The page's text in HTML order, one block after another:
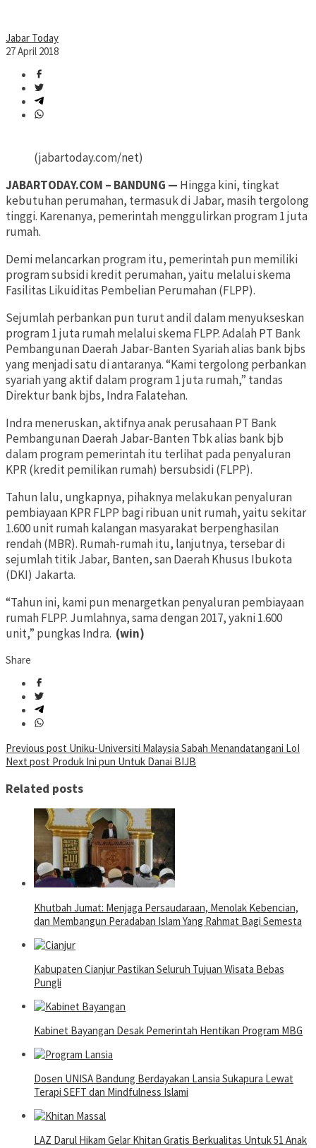
Jabar Today
27 April 2018
(jabartoday.com/net)
JABARTODAY.COM – BANDUNG — Hingga kini, tingkat
kebutuhan perumahan, termasuk di Jabar, masih tergolong
tinggi. Karenanya, pemerintah menggulirkan program 1 juta
rumah.
Demi melancarkan program itu, pemerintah pun memiliki
program subsidi kredit perumahan, yaitu melalui skema
Fasilitas Likuiditas Pembelian Perumahan (FLPP).
Sejumlah perbankan pun turut andil dalam menyukseskan
program 1 juta rumah melalui skema FLPP. Adalah PT Bank
Pembangunan Daerah Jabar-Banten Syariah alias bank bjbs
yang menjadi satu di antaranya. “Kami tergolong perbankan
syariah yang aktif dalam program 1 juta rumah,” tandas
Direktur bank bjbs, Indra Falatehan.
Indra meneruskan, aktifnya anak perusahaan PT Bank
Pembangunan Daerah Jabar-Banten Tbk alias bank bjb
dalam program pemerintah itu terlihat pada penyaluran
KPR (kredit pemilikan rumah) bersubsidi (FLPP).
Tahun lalu, ungkapnya, pihaknya melakukan penyaluran
pembiayaan KPR FLPP bagi ribuan unit rumah, yaitu sekitar
1.600 unit rumah kalangan masyarakat berpenghasilan
rendah (MBR). Rumah-rumah itu, lanjutnya, tersebar di
sejumlah titik Jabar, Banten, san Daerah Khusus Ibukota
(DKI) Jakarta.
“Tahun ini, kami pun menargetkan penyaluran pembiayaan
rumah FLPP. Jumlahnya, sama dengan 2017, yakni 1.600
unit,” pungkas Indra. (win)
Share
Post
navigation
Previous post Uniku-Universiti Malaysia Sabah Menandatangani LoI
Next post Produk Ini pun Untuk Danai BIJB
Related posts
Khutbah Jumat: Menjaga Persaudaraan, Menolak Kebencian,
dan Membangun Peradaban Islam Yang Rahmat Bagi Semesta
Kabupaten Cianjur Pastikan Seluruh Tujuan Wisata Bebas
Pungli
Kabinet Bayangan Desak Pemerintah Hentikan Program MBG
Dosen UNISA Bandung Berdayakan Lansia Sukapura Lewat
Terapi SEFT dan Mindfulness Islami
LAZ Darul Hikam Gelar Khitan Gratis Berkualitas Untuk 51 Anak